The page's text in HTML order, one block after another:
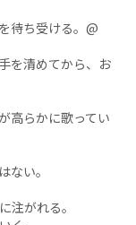
待ち受ける。@
を清めてから、お
高らかに歌ってい
ない。
注がれる。